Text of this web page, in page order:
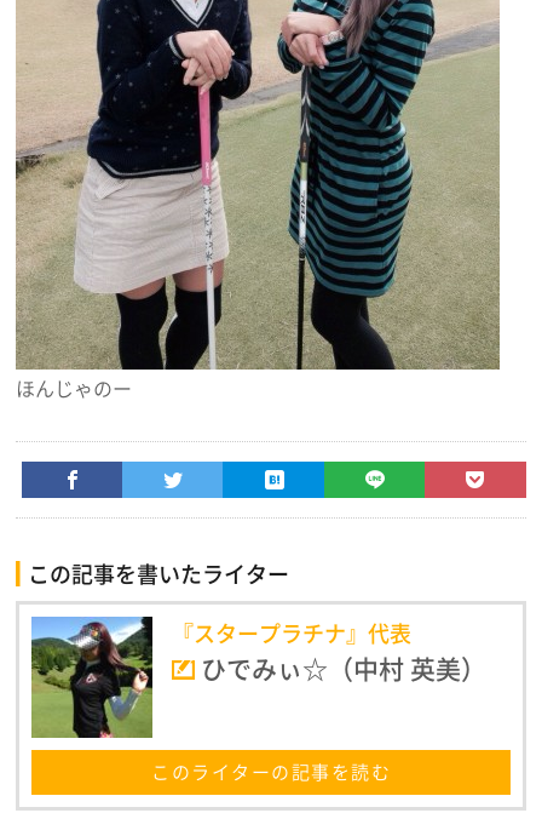
ほんじゃのー
この記事を書いたライター
『スタープラチナ』代表
ひでみぃ☆（中村 英美）
このライターの記事を読む